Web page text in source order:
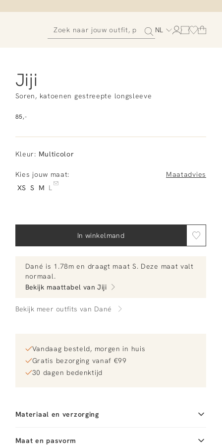
NL
Jiji
Soren, katoenen gestreepte longsleeve
85,-
Kleur: Multicolor
Kies jouw maat:
Maatadvies
XS S M L
In winkelmand
Dané is 1.78m en draagt maat S. Deze maat valt
normaal.
Bekijk maattabel van Jiji
Bekijk meer outfits van Dané
Vandaag besteld, morgen in huis
Gratis bezorging vanaf €99
30 dagen bedenktijd
Materiaal en verzorging
Reiniging
Maat en pasvorm